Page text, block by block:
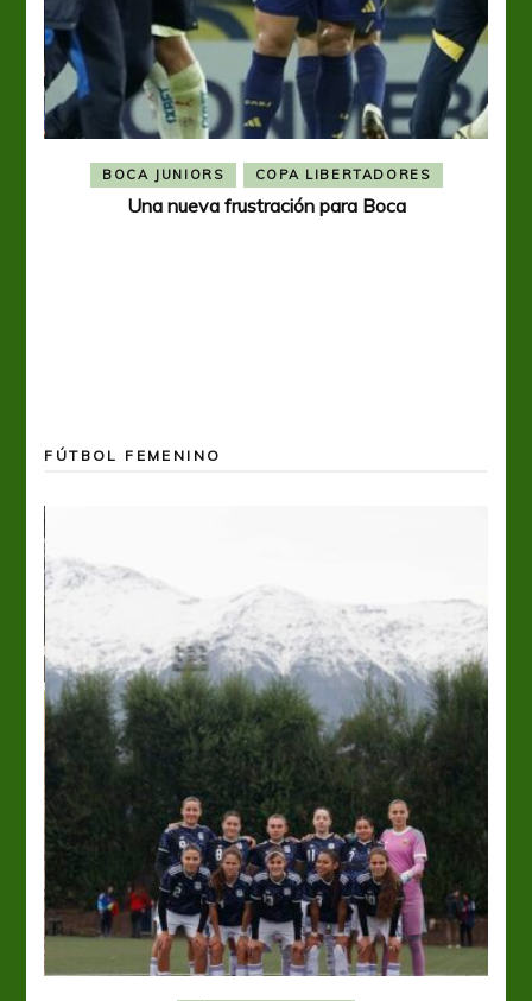
BOCA JUNIORS COPA LIBERTADORES
Una nueva frustración para Boca
FÚTBOL FEMENINO